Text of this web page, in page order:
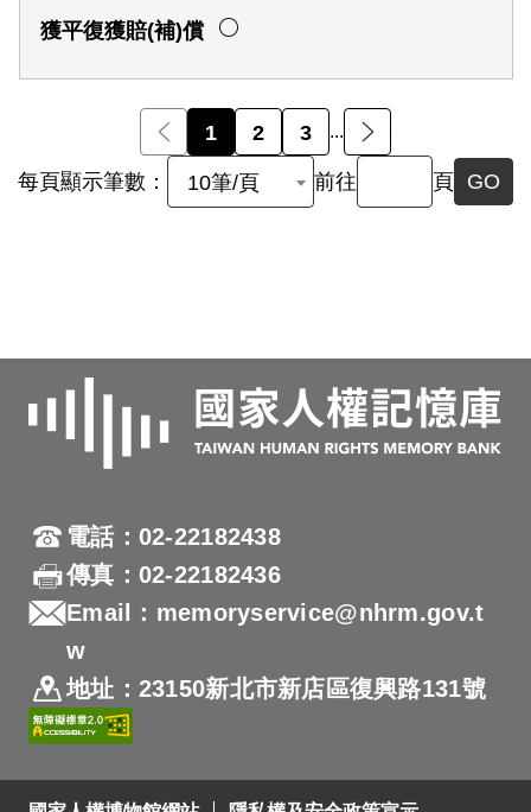
前一頁
1 2 3 ...
每頁顯示筆數： 10筆/頁 前往 頁 GO
電話：02-22182438
傳真：02-22182436
Email：memoryservice@nhrm.gov.t
w
地址：23150新北市新店區復興路131號